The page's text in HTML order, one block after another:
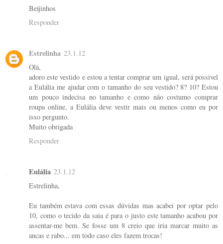
Beijinhos
Responder
Estrelinha 23.1.12
Olá,
adoro este vestido e estou a tentar comprar um igual, será possivel
a Eulália me ajudar com o tamanho do seu vestido? 8? 10? Estou
um pouco indecisa no tamanho e como não costumo comprar
roupa online, a Eulália deve vestir mais ou menos como eu por
isso pergunto.
Muito obrigada
Responder
Eulália 23.1.12
Estrelinha,
Eu também estava com essas dúvidas mas acabei por optar pelo
10, como o tecido da saia é para o justo este tamanho acabou por
assentar-me bem. Se fosse um 8 creio que iria marcar muito as
ancas e rabo... em todo caso eles fazem trocas!